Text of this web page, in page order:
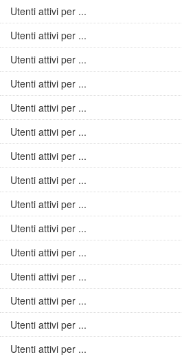
Utenti attivi per ...
Utenti attivi per ...
Utenti attivi per ...
Utenti attivi per ...
Utenti attivi per ...
Utenti attivi per ...
Utenti attivi per ...
Utenti attivi per ...
Utenti attivi per ...
Utenti attivi per ...
Utenti attivi per ...
Utenti attivi per ...
Utenti attivi per ...
Utenti attivi per ...
Utenti attivi per ...